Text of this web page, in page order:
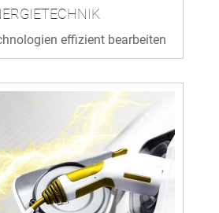
effizient bearbeiten